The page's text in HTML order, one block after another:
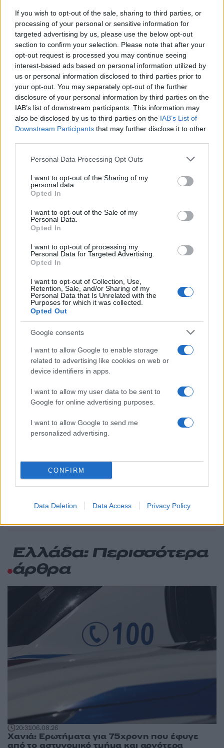
If you wish to opt-out of the sale, sharing to third parties, or
processing of your personal or sensitive information for
targeted advertising by us, please use the below opt-out
section to confirm your selection. Please note that after your
opt-out request is processed you may continue seeing
interest-based ads based on personal information utilized by
us or personal information disclosed to third parties prior to
your opt-out. You may separately opt-out of the further
disclosure of your personal information by third parties on the
IAB’s list of downstream participants. This information may
also be disclosed by us to third parties on the IAB’s List of
Downstream Participants that may further disclose it to other
Please note that this website/app uses one or more Google
not limited to your visit or usage behaviour. You may click to
grant or deny consent to Google and its third-party tags to
use your data for below specified purposes in below Google
consent section.
Personal Data Processing Opt Outs
I want to opt-out of the Sharing of my
personal data.
Opted In
I want to opt-out of the Sale of my
Personal Data.
Opted In
I want to opt-out of processing my
Personal Data for Targeted Advertising.
Opted In
I want to opt-out of Collection, Use,
Retention, Sale, and/or Sharing of my
Personal Data that Is Unrelated with the
Purposes for which it was collected.
Opted Out
Google consents
I want to allow Google to enable storage
related to advertising like cookies on web or
device identifiers in apps.
I want to allow my user data to be sent to
Google for online advertising purposes.
I want to allow Google to send me
personalized advertising.
CONFIRM
Data Deletion Data Access Privacy Policy
ενημερωθείτε πρώτοι για όλη την ειδησεογραφία και τα
τελευταία νέατης ημέρας
Πιο δημοφιλή
1 Έφυγαν οι συνεργάτες, μένει η Μαρία
Καρυστιανού - Η επόμενη μέρα για την
«Ελπίδα για τη Δημοκρατία»
2Σαμοθράκη: «Μαμά νόμιζες ότι δε θα σε
που έπεσε σε κανάλι με καυτό νερό
Ψάθα: «Δεν υπήρξε τεχνικό πρόβλημα με
τα δύο ελικόπτερα» κατέθεσαν ο Βρετανός
χειριστής και ο Έλληνας διερμηνέας
Βαλεντίνη Παπαδάκη για Κώστα Σόμμερ:
«Ανησυχώ μήπως ξεχνάει πόσο πολύ τον
χρειαζόμαστε»
Η βαθμολογία της UEFA μετά την ισοπαλία
του Παναθηναϊκού με την ΤΣΣΚΑ 1948
Πιο σχολιασμένα
Μητσοτάκης στην υπογραφή συμφωνίας
για την ηλεκτρική διασύνδεση Ελλάδας –
είσοδος της Meridiam στην GSI
Canadair 515: Οι πρώτες εικόνες από την
κατασκευή του αεροσκάφους που θα
επιχειρεί και τη νύχτα στα μέτωπα της
φωτιάς
Αυγερινός, Μουτσάτσου και ακόμη 20
πρώην στελέχη κατά Καρυστιανού: «Δεν
«συγκεντρωτικό μοντέλο»
Το πολωμένο μελτέμι που τροφοδότησε
χρόνων»
51 Κρανίου τόπος το Πόρτο Γερμενό μετά το
καταστροφικό πέρασμα της φωτιάς –
Ελλάδα: Περισσότερα
άρθρα
20:3106.08.26
Χανιά: Ερωτήματα για 75χρονη που έφυγε
από το αστυνομικό τμήμα και αργότερα